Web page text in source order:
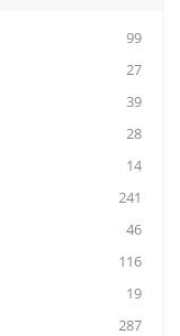
99
27
39
28
14
241
46
116
19
287